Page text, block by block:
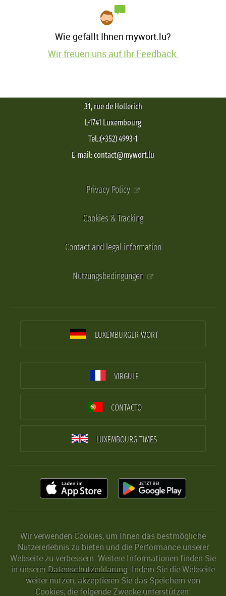
Wie gefällt Ihnen mywort.lu?
Wir freuen uns auf Ihr Feedback.
31, rue de Hollerich
L-1741 Luxembourg
Tel.:(+352) 4993-1
E-mail: contact@mywort.lu
Privacy Policy
Cookies & Tracking
Contact and legal information
Nutzungsbedingungen
LUXEMBURGER WORT
VIRGULE
CONTACTO
LUXEMBOURG TIMES
Wir verwenden Cookies, um Ihnen das bestmögliche
Nutzererlebnis zu bieten und die Performance unserer
Webseite zu verbessern. Weitere Informationen finden Sie
in unserer Datenschutzerklärung. Indem Sie die Webseite
weiter nutzen, akzeptieren Sie das Speichern von
Cookies, die folgende Zwecke unterstützen: